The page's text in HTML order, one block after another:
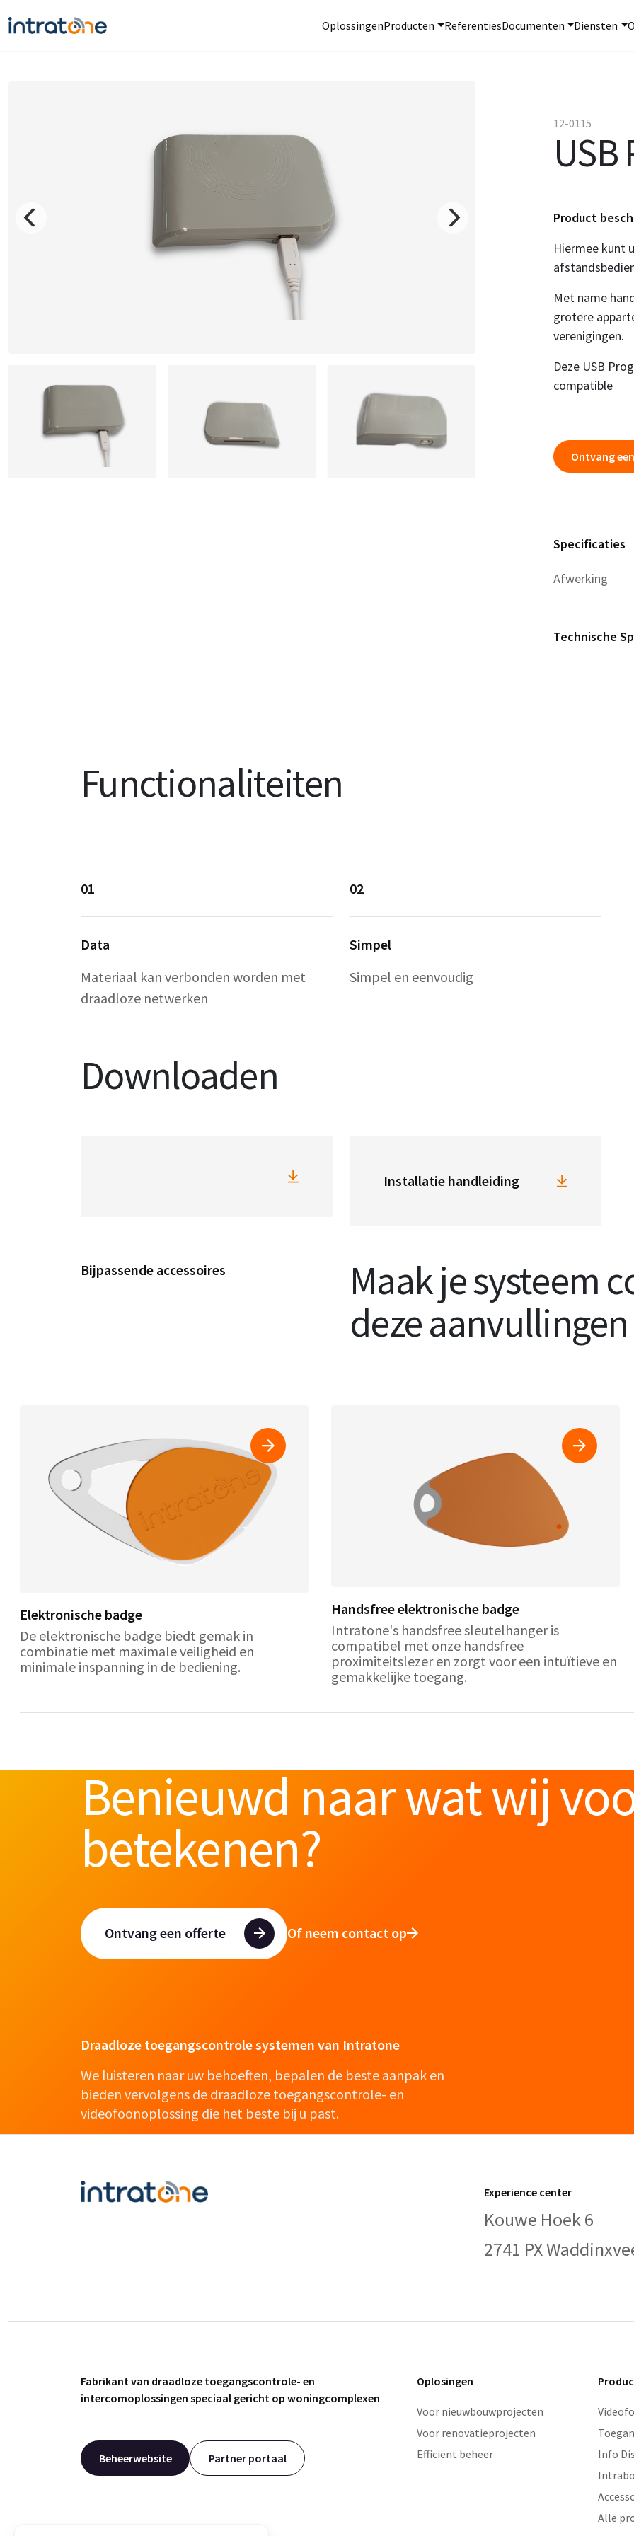
OplossingenProducten ReferentiesDocumenten Diensten
12-0115
Product
Hiermee kunt
Met name
grotere
verenigingen.
Deze USB
compatible
Ontvang
Specificaties
Afwerking
Technische
Functionaliteiten
01
Data
Materiaal kan verbonden worden met
draadloze netwerken
02
Simpel
Simpel en eenvoudig
Downloaden
Installatie handleiding
Bijpassende accessoires
Maak je systeem
deze aanvullingen
Elektronische badge
De elektronische badge biedt gemak in
combinatie met maximale veiligheid en
minimale inspanning in de bediening.
Handsfree elektronische badge
Intratone's handsfree sleutelhanger is
compatibel met onze handsfree
proximiteitslezer en zorgt voor een intuïtieve en
gemakkelijke toegang.
Benieuwd naar wat wij
betekenen?
Ontvang een offerte Of neem contact op
Draadloze toegangscontrole systemen van Intratone
We luisteren naar uw behoeften, bepalen de beste aanpak en
bieden vervolgens de draadloze toegangscontrole- en
videofoonoplossing die het beste bij u past.
Experience center
Kouwe Hoek 6
2741 PX
Fabrikant van draadloze toegangscontrole- en
intercomoplossingen speciaal gericht op woningcomplexen
Beheerwebsite Partner portaal
Oplosingen
Voor nieuwbouwprojecten
Voor renovatieprojecten
Efficiënt beheer
Info
Alle